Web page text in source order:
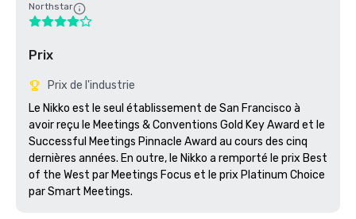
Northstar
Prix
Prix de l'industrie
Le Nikko est le seul établissement de San Francisco à
avoir reçu le Meetings & Conventions Gold Key Award et le
Successful Meetings Pinnacle Award au cours des cinq
dernières années. En outre, le Nikko a remporté le prix Best
of the West par Meetings Focus et le prix Platinum Choice
par Smart Meetings.